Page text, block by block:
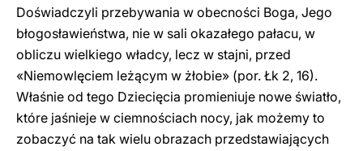
Doświadczyli przebywania w obecności Boga, Jego
błogosławieństwa, nie w sali okazałego pałacu, w
obliczu wielkiego władcy, lecz w stajni, przed
«Niemowlęciem leżącym w żłobie» (por. Łk 2, 16).
Właśnie od tego Dziecięcia promieniuje nowe światło,
które jaśnieje w ciemnościach nocy, jak możemy to
zobaczyć na tak wielu obrazach przedstawiających